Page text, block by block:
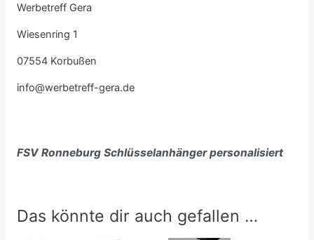
Werbetreff Gera
Wiesenring 1
07554 Korbußen
info@werbetreff-gera.de
FSV Ronneburg Schlüsselanhänger personalisiert
Das könnte dir auch gefallen …